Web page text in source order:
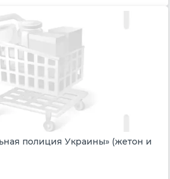
полиция Украины» (жетон и